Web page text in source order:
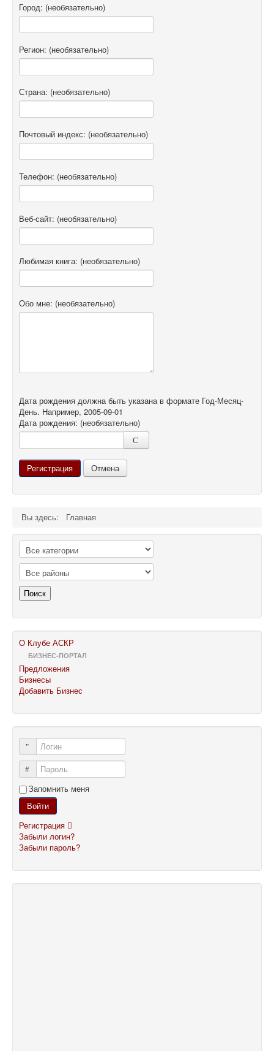
Город: (необязательно)
Регион: (необязательно)
Страна: (необязательно)
Почтовый индекс: (необязательно)
Телефон: (необязательно)
Веб-сайт: (необязательно)
Любимая книга: (необязательно)
Обо мне: (необязательно)
Дата рождения должна быть указана в формате Год-Месяц-
День. Например, 2005-09-01
Дата рождения: (необязательно)
Регистрация Отмена
Вы здесь: Главная
Поиск
О Клубе АСКР
БИЗНЕС-ПОРТАЛ
Предложения
Бизнесы
Добавить Бизнес
Логин
Пароль
Запомнить меня
Войти
Регистрация
Забыли логин?
Забыли пароль?